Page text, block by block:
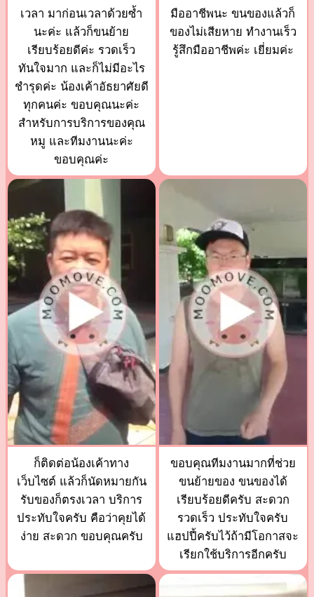
เวลา มาก่อนเวลาด้วยซ้ำ
นะค่ะ แล้วก็ขนย้าย
เรียบร้อยดีค่ะ รวดเร็ว
ทันใจมาก และก็ไม่มีอะไร
ชำรุดค่ะ น้องเค้าอัธยาศัยดี
ทุกคนค่ะ ขอบคุณนะค่ะ
สำหรับการบริการของคุณ
หมู และทีมงานนะค่ะ
ขอบคุณค่ะ
มืออาชีพนะ ขนของแล้วก็
ของไม่เสียหาย ทำงานเร็ว
รู้สึกมืออาชีพค่ะ เยี่ยมค่ะ
ก็ติดต่อน้องเค้าทาง
เว็บไซต์ แล้วก็นัดหมายกัน
รับของก็ตรงเวลา บริการ
ประทับใจครับ คือว่าคุยได้
ง่าย สะดวก ขอบคุณครับ
ขอบคุณทีมงานมากที่ช่วย
ขนย้ายของ ขนของได้
เรียบร้อยดีครับ สะดวก
รวดเร็ว ประทับใจครับ
แฮปปี้ครับไว้ถ้ามีโอกาสจะ
เรียกใช้บริการอีกครับ